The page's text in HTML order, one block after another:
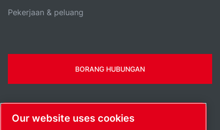
Pekerjaan & peluang
BORANG HUBUNGAN
Our website uses cookies